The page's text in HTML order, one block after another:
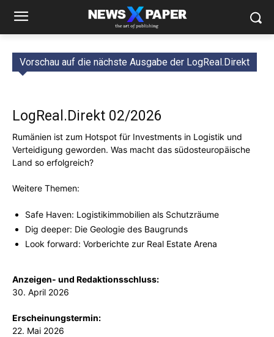
Vorschau auf die nächste Ausgabe der LogReal.Direkt
LogReal.Direkt 02/2026
Rumänien ist zum Hotspot für Investments in Logistik und
Verteidigung geworden. Was macht das südosteuropäische
Land so erfolgreich?
Weitere Themen:
Safe Haven: Logistikimmobilien als Schutzräume
Dig deeper: Die Geologie des Baugrunds
Look forward: Vorberichte zur Real Estate Arena
Anzeigen- und Redaktionsschluss:
30. April 2026
Erscheinungstermin:
22. Mai 2026